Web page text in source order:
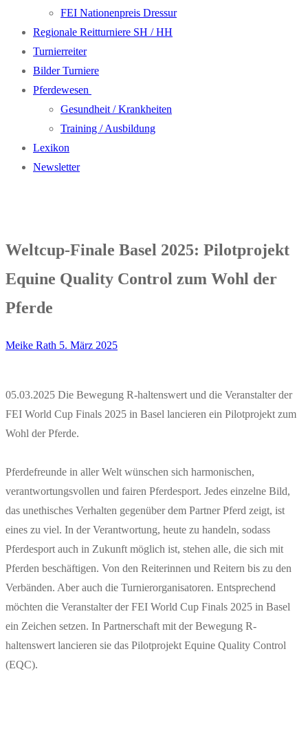
FEI Nationenpreis Dressur
Regionale Reitturniere SH / HH
Turnierreiter
Bilder Turniere
Pferdewesen
Gesundheit / Krankheiten
Training / Ausbildung
Lexikon
Newsletter
Weltcup-Finale Basel 2025: Pilotprojekt
Equine Quality Control zum Wohl der
Pferde
Meike Rath 5. März 2025
05.03.2025 Die Bewegung R-haltenswert und die Veranstalter der
FEI World Cup Finals 2025 in Basel lancieren ein Pilotprojekt zum
Wohl der Pferde.
Pferdefreunde in aller Welt wünschen sich harmonischen,
verantwortungsvollen und fairen Pferdesport. Jedes einzelne Bild,
das unethisches Verhalten gegenüber dem Partner Pferd zeigt, ist
eines zu viel. In der Verantwortung, heute zu handeln, sodass
Pferdesport auch in Zukunft möglich ist, stehen alle, die sich mit
Pferden beschäftigen. Von den Reiterinnen und Reitern bis zu den
Verbänden. Aber auch die Turnierorganisatoren. Entsprechend
möchten die Veranstalter der FEI World Cup Finals 2025 in Basel
ein Zeichen setzen. In Partnerschaft mit der Bewegung R-
haltenswert lancieren sie das Pilotprojekt Equine Quality Control
(EQC).